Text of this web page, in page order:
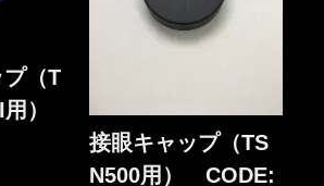
プ（T
）
接眼キャップ（TS
N500用） CODE: